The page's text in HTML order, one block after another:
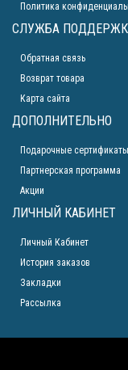
Политика
СЛУЖБА
Обратная связь
Возврат товара
Карта сайта
ДОПОЛНИТЕЛЬНО
Подарочные сертификаты
Партнерская программа
Акции
ЛИЧНЫЙ КАБИНЕТ
Личный Кабинет
История заказов
Закладки
Рассылка